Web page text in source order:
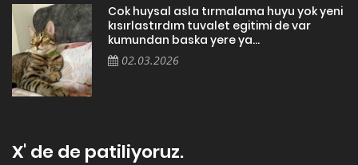
Cok huysal asla tırmalama huyu yok yeni
kısırlastırdım tuvalet egitimi de var
kumundan baska yere ya...
02.03.2026
X' de de patiliyoruz.